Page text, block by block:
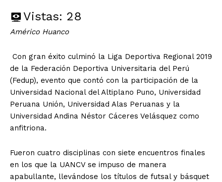
Vistas: 28
Américo Huanco
Con gran éxito culminó la Liga Deportiva Regional 2019
de la Federación Deportiva Universitaria del Perú
(Fedup), evento que contó con la participación de la
Universidad Nacional del Altiplano Puno, Universidad
Peruana Unión, Universidad Alas Peruanas y la
Universidad Andina Néstor Cáceres Velásquez como
anfitriona.
Fueron cuatro disciplinas con siete encuentros finales
en los que la UANCV se impuso de manera
apabullante, llevándose los títulos de futsal y básquet